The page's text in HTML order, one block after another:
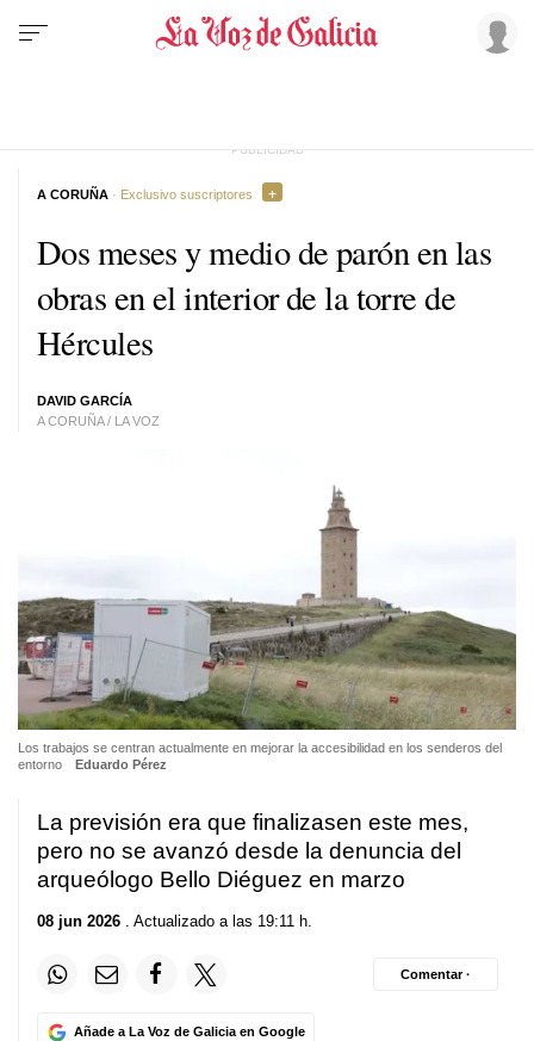
Dos meses y medio de parón en las
obras en el interior de la torre de
Hércules
DAVID GARCÍA
A CORUÑA / LA VOZ
A CORUÑA · Exclusivo suscriptores
Los trabajos se centran actualmente en mejorar la accesibilidad en los senderos del
entorno
Eduardo Pérez
La previsión era que finalizasen este mes,
pero no se avanzó desde la denuncia del
arqueólogo Bello Diéguez en marzo
08 jun 2026 . Actualizado a las 19:11 h.
Añade a La Voz de Galicia en Google
Comentar ·